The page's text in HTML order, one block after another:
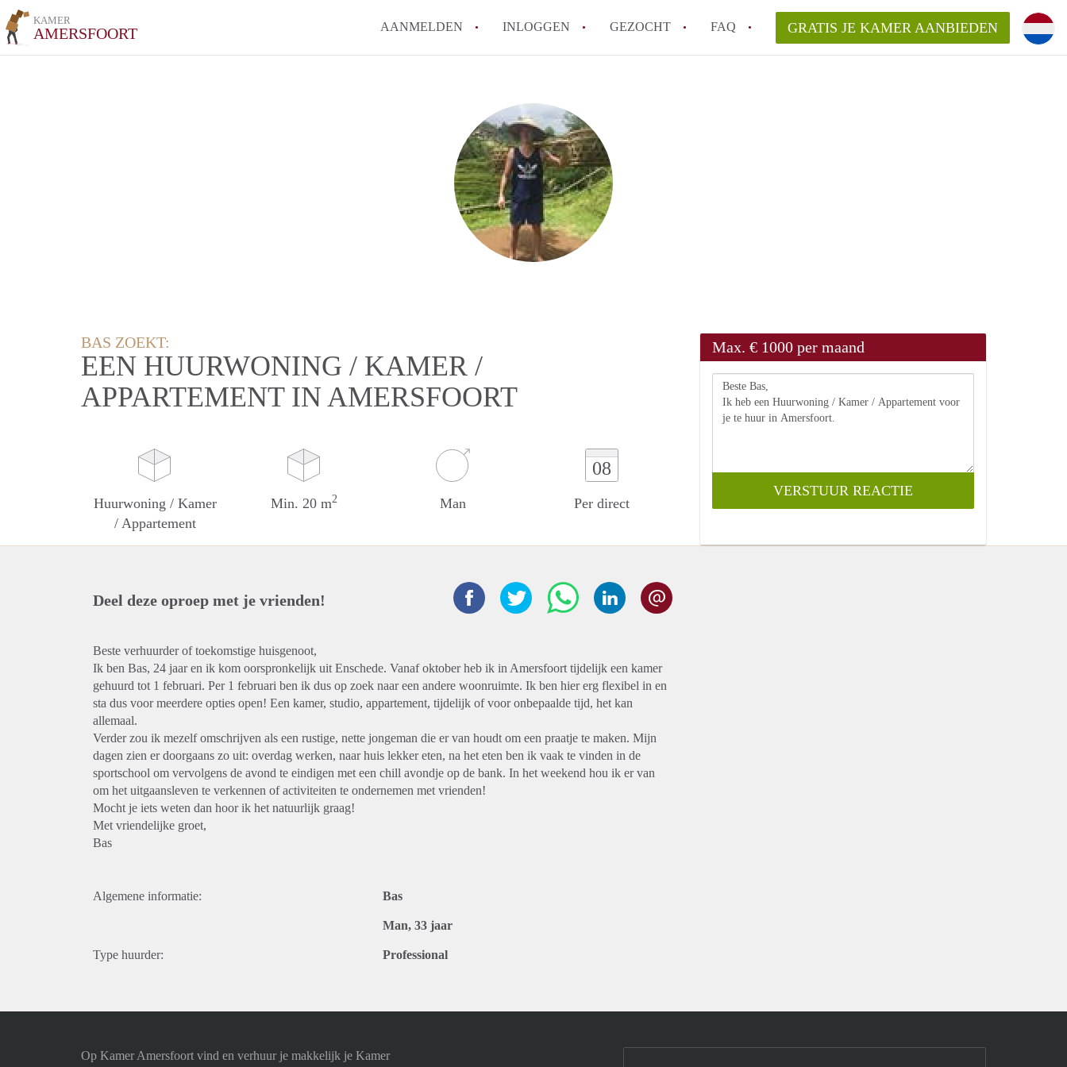
KAMER
AMERSFOORT AANMELDEN INLOGGEN GEZOCHT FAQ
Wat is de privacyverklaring van KamerAmersfoort?
Berekent KamerAmersfoort makelaarsvergoeding/bemiddelingsvergoeding?
Is KamerAmersfoort verantwoordelijk voor de aangeboden Kamer / Kamers
in Amersfoort?
Alle veelgestelde vragen
GRATIS JE KAMER AANBIEDEN
BAS ZOEKT:
EEN HUURWONING / KAMER /
APPARTEMENT IN AMERSFOORT
Huurwoning / Kamer
/ Appartement
Min. 20 m2 Man
08
Per direct
Max. € 1000 per maand
Deel deze oproep met je vrienden!
Beste verhuurder of toekomstige huisgenoot,
Ik ben Bas, 24 jaar en ik kom oorspronkelijk uit Enschede. Vanaf oktober heb ik in Amersfoort tijdelijk een kamer
gehuurd tot 1 februari. Per 1 februari ben ik dus op zoek naar een andere woonruimte. Ik ben hier erg flexibel in en
sta dus voor meerdere opties open! Een kamer, studio, appartement, tijdelijk of voor onbepaalde tijd, het kan
allemaal.
Verder zou ik mezelf omschrijven als een rustige, nette jongeman die er van houdt om een praatje te maken. Mijn
dagen zien er doorgaans zo uit: overdag werken, naar huis lekker eten, na het eten ben ik vaak te vinden in de
sportschool om vervolgens de avond te eindigen met een chill avondje op de bank. In het weekend hou ik er van
om het uitgaansleven te verkennen of activiteiten te ondernemen met vrienden!
Mocht je iets weten dan hoor ik het natuurlijk graag!
Met vriendelijke groet,
Bas
Algemene informatie: Bas
Man, 33 jaar
Type huurder: Professional
Op Kamer Amersfoort vind en verhuur je makkelijk je Kamer